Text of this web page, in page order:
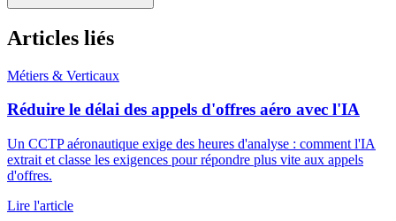
Articles liés
Métiers & Verticaux
Réduire le délai des appels d'offres aéro avec l'IA
Un CCTP aéronautique exige des heures d'analyse : comment l'IA
extrait et classe les exigences pour répondre plus vite aux appels
d'offres.
Lire l'article